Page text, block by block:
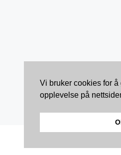
Vi bruker cookies for å
opplevelse på